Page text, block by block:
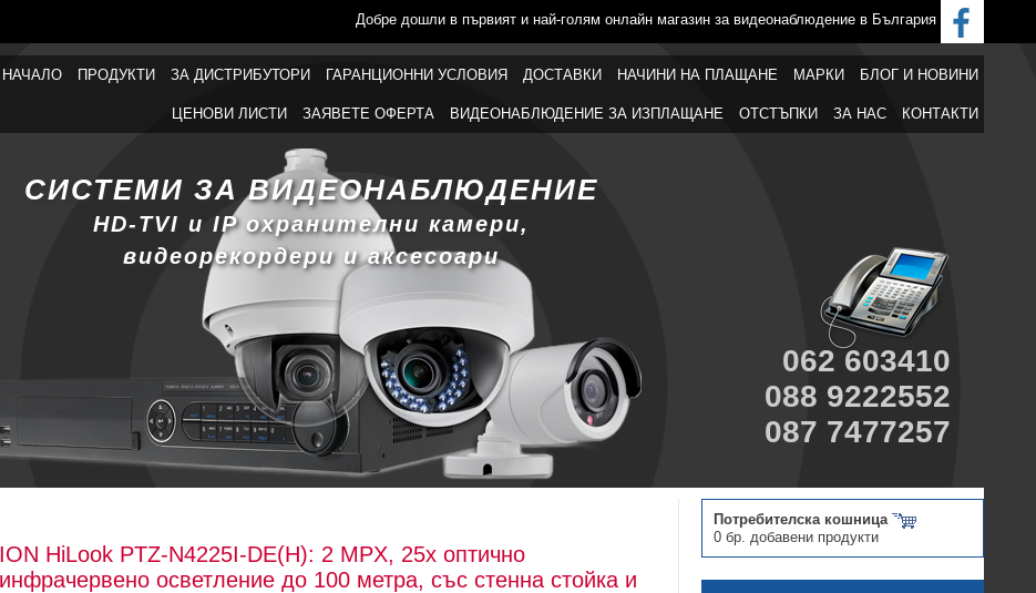
Добре дошли в първият и най-голям онлайн магазин за видеонаблюдение в България
НАЧАЛО ПРОДУКТИ ЗА ДИСТРИБУТОРИ ГАРАНЦИОННИ УСЛОВИЯ ДОСТАВКИ НАЧИНИ НА ПЛАЩАНЕ МАРКИ БЛОГ И НОВИНИ
ЦЕНОВИ ЛИСТИ ЗАЯВЕТЕ ОФЕРТА ВИДЕОНАБЛЮДЕНИЕ ЗА ИЗПЛАЩАНЕ ОТСТЪПКИ ЗА НАС КОНТАКТИ
СИСТЕМИ ЗА ВИДЕОНАБЛЮДЕНИЕ
HD-TVI и IP охранителни камери,
видеорекордери и аксесоари
062 603410
088 9222552
087 7477257
HiLook PTZ-N4225I-DE(H): 2 MPX, 25x оптично
осветление до 100 метра, със стенна стойка и
Потребителска кошница
0 бр. добавени продукти